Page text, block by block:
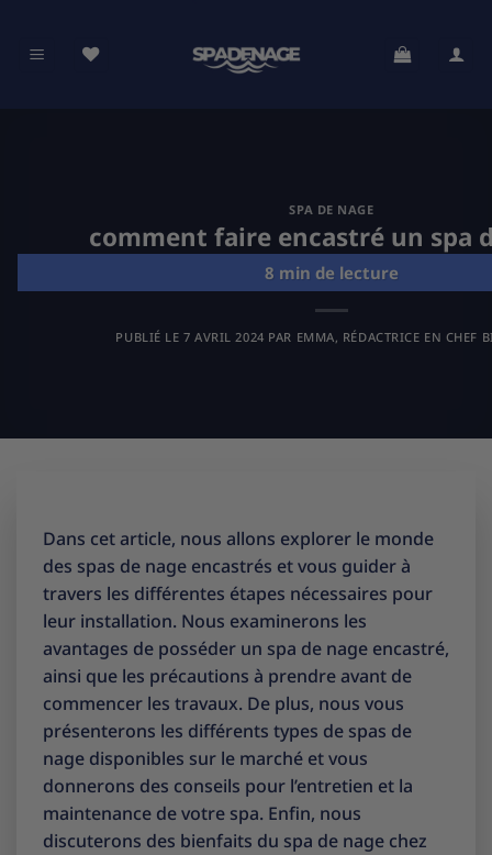
contenu
SPA DE NAGE
comment faire encastré un spa
PUBLIÉ LE 7 AVRIL 2024 PAR EMMA, RÉDACTRICE EN CHEF
Dans cet article, nous allons explorer le monde
des spas de nage encastrés et vous guider à
travers les différentes étapes nécessaires pour
leur installation. Nous examinerons les
avantages de posséder un spa de nage encastré,
ainsi que les précautions à prendre avant de
commencer les travaux. De plus, nous vous
présenterons les différents types de spas de
nage disponibles sur le marché et vous
donnerons des conseils pour l’entretien et la
maintenance de votre spa. Enfin, nous
discuterons des bienfaits du spa de nage chez